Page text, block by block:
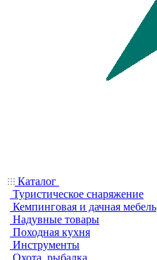
Каталог
Туристическое снаряжение
Кемпинговая и дачная мебель
Надувные товары
Походная кухня
Инструменты
Охота, рыбалка